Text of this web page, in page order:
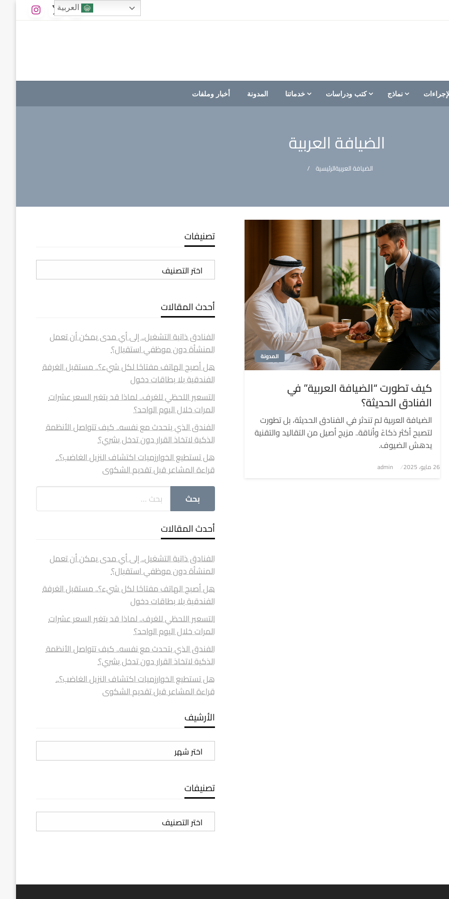
نماذج كتب ودراسات خدماتنا المدونة أخبار وملفات
الضيافة العربية
الرئيسيةالضيافة العربية
المدونة
كيف تطورت “الضيافة العربية” في
الفنادق الحديثة؟
الضيافة العربية لم تندثر في الفنادق الحديثة، بل تطورت
لتصبح أكثر ذكاءً وأناقة.. مزيج أصيل من التقاليد والتقنية
يدهش الضيوف.
نُشر
26 مايو، 2025 admin
تصنيفات
تصنيفات
أحدث المقالات
الفنادق ذاتية التشغيل.. إلى أي مدى يمكن أن تعمل
المنشأة دون موظفي استقبال؟
هل أصبح الهاتف مفتاحًا لكل شيء؟.. مستقبل الغرفة
الفندقية بلا بطاقات دخول
التسعير اللحظي للغرف.. لماذا قد يتغير السعر عشرات
المرات خلال اليوم الواحد؟
الفندق الذي يتحدث مع نفسه.. كيف تتواصل الأنظمة
الذكية لاتخاذ القرار دون تدخل بشري؟
هل تستطيع الخوارزميات اكتشاف النزيل الغاضب؟..
قراءة المشاعر قبل تقديم الشكوى
أحدث المقالات
الفنادق ذاتية التشغيل.. إلى أي مدى يمكن أن تعمل
المنشأة دون موظفي استقبال؟
هل أصبح الهاتف مفتاحًا لكل شيء؟.. مستقبل الغرفة
الفندقية بلا بطاقات دخول
التسعير اللحظي للغرف.. لماذا قد يتغير السعر عشرات
المرات خلال اليوم الواحد؟
الفندق الذي يتحدث مع نفسه.. كيف تتواصل الأنظمة
الذكية لاتخاذ القرار دون تدخل بشري؟
هل تستطيع الخوارزميات اكتشاف النزيل الغاضب؟..
قراءة المشاعر قبل تقديم الشكوى
الأرشيف
الأرشيف
تصنيفات
تصنيفات
العربية